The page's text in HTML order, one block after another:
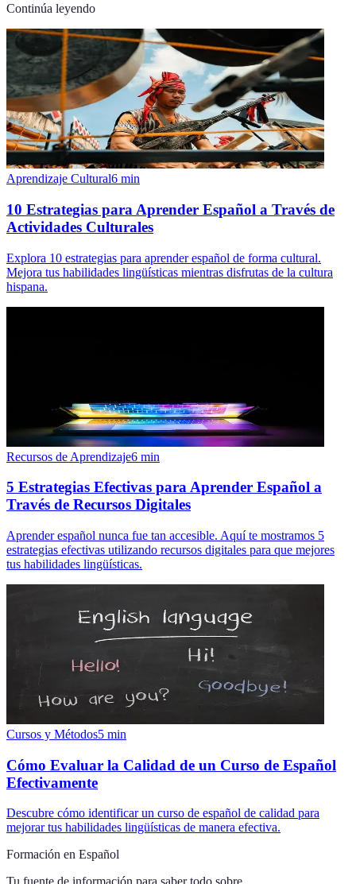
Continúa leyendo
Aprendizaje Cultural6 min
10 Estrategias para Aprender Español a Través de
Actividades Culturales
Explora 10 estrategias para aprender español de forma cultural.
Mejora tus habilidades lingüísticas mientras disfrutas de la cultura
hispana.
Recursos de Aprendizaje6 min
5 Estrategias Efectivas para Aprender Español a
Través de Recursos Digitales
Aprender español nunca fue tan accesible. Aquí te mostramos 5
estrategias efectivas utilizando recursos digitales para que mejores
tus habilidades lingüísticas.
Cursos y Métodos5 min
Cómo Evaluar la Calidad de un Curso de Español
Efectivamente
Descubre cómo identificar un curso de español de calidad para
mejorar tus habilidades lingüísticas de manera efectiva.
Formación en Español